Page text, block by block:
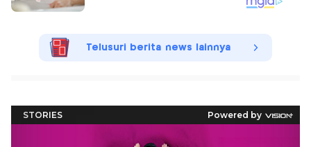
Telusuri berita news lainnya